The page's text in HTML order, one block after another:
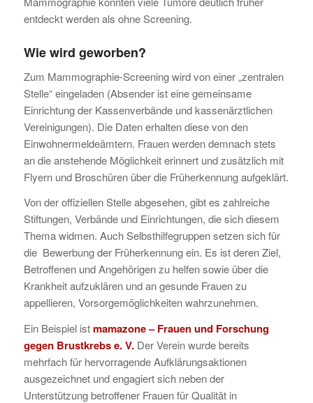
entdeckt werden als ohne Screening.
Wie wird geworben?
Zum Mammographie-Screening wird von einer „zentralen
Stelle“ eingeladen (Absender ist eine gemeinsame
Einrichtung der Kassenverbände und kassenärztlichen
Vereinigungen). Die Daten erhalten diese von den
Einwohnermeldeämtern. Frauen werden demnach stets
an die anstehende Möglichkeit erinnert und zusätzlich mit
Flyern und Broschüren über die Früherkennung aufgeklärt.
Von der offiziellen Stelle abgesehen, gibt es zahlreiche
Stiftungen, Verbände und Einrichtungen, die sich diesem
Thema widmen. Auch Selbsthilfegruppen setzen sich für
die Bewerbung der Früherkennung ein. Es ist deren Ziel,
Betroffenen und Angehörigen zu helfen sowie über die
Krankheit aufzuklären und an gesunde Frauen zu
appellieren, Vorsorgemöglichkeiten wahrzunehmen.
Ein Beispiel istmamazone – Frauen und Forschung
gegen Brustkrebs e. V.Der Verein wurde bereits
mehrfach für hervorragende Aufklärungsaktionen
ausgezeichnet und engagiert sich neben der
Unterstützung betroffener Frauen für Qualität in